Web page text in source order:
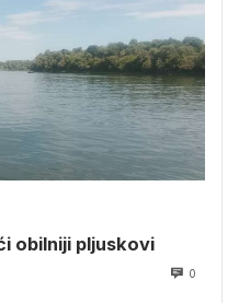
obilniji pljuskovi
0